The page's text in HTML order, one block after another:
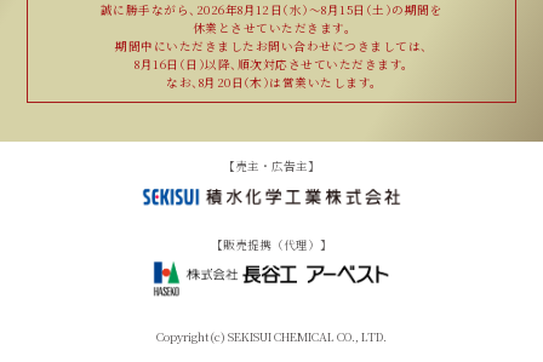
誠に勝手ながら、 2026年8月12日（水）〜8月15日（土）の期間を
休業とさせていただきます。
期間中にいただきましたお問い合わせにつきましては、
8月16日（日）以降、 順次対応させていただきます。
なお、8月20日（木）は営業いたします。
【売主・広告主】
【販売提携（代理）】
Copyright(c) SEKISUI CHEMICAL CO., LTD.